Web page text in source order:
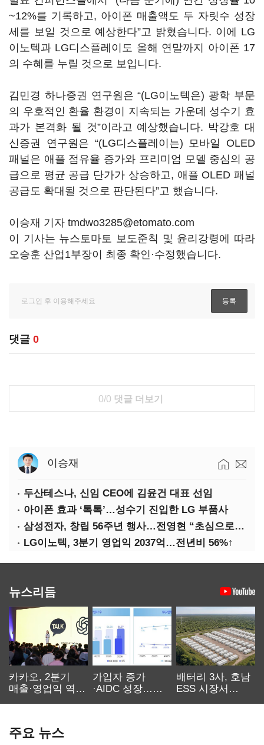
~12%를 기록하고, 아이폰 매출액도 두 자릿수 성장
세를 보일 것으로 예상한다”고 밝혔습니다. 이에 LG
이노텍과 LG디스플레이도 올해 연말까지 아이폰 17
의 수혜를 누릴 것으로 보입니다.
김민경 하나증권 연구원은 “(LG이노텍은) 광학 부문
의 우호적인 환율 환경이 지속되는 가운데 성수기 효
과가 본격화 될 것”이라고 예상했습니다. 박강호 대
신증권 연구원은 “(LG디스플레이는) 모바일 OLED
패널은 애플 점유율 증가와 프리미엄 모델 중심의 공
급으로 평균 공급 단가가 상승하고, 애플 OLED 패널
공급도 확대될 것으로 판단된다”고 했습니다.
이승재 기자 tmdwo3285@etomato.com
이 기사는 뉴스토마토 보도준칙 및 윤리강령에 따라
오승훈 산업1부장이 최종 확인·수정했습니다.
댓글 0
0/0 댓글 더보기
이승재
두산테스나, 신임 CEO에 김윤건 대표 선임
아이폰 효과 ‘톡톡’…성수기 진입한 LG 부품사
삼성전자, 창립 56주년 행사…전영현 “초심으로 경쟁력 회복해야”
LG이노텍, 3분기 영업익 2037억…전년비 56%↑
뉴스리듬
카카오, 2분기
매출·영업익 역대
가입자 증가
·AIDC 성장…
배터리 3사, 호남
ESS 시장서
주요 뉴스